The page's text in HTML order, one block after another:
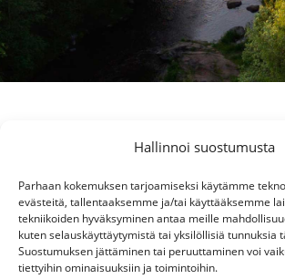
Hallinnoi suostumusta
Parhaan kokemuksen tarjoamiseksi käytämme
evästeitä, tallentaaksemme ja/tai käyttääksemme
tekniikoiden hyväksyminen antaa meille
kuten selauskäyttäytymistä tai yksilöllisiä tunnuksia
Suostumuksen jättäminen tai peruuttaminen voi
tiettyihin ominaisuuksiin ja toimintoihin.